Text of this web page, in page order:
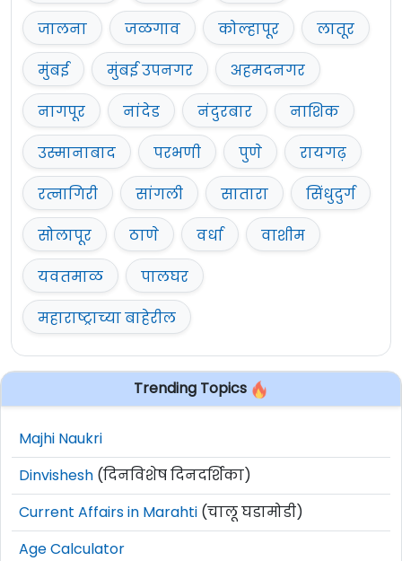
जालना
जळगाव कोल्हापूर
लातूर
मुंबई
मुंबई उपनगर
अहमदनगर
नागपूर
नांदेड नंदुरबार
नाशिक
उस्मानाबाद
परभणी पुणे
रायगढ़
रत्नागिरी
सांगली सातारा
सिंधुदुर्ग
सोलापूर
ठाणे वर्धा
वाशीम
यवतमाळ
पालघर
महाराष्ट्राच्या बाहेरील
Trending Topics
Majhi Naukri
Dinvishesh (दिनविशेष दिनदर्शिका)
Current Affairs in Marahti (चालू घडामोडी)
Age Calculator